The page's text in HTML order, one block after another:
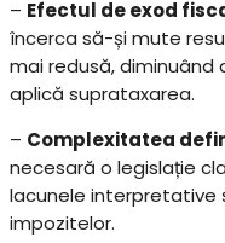
– Efectul de exod
încerca să-și mute
mai redusă,
aplică suprataxarea.
– Complexitatea
necesară o legislație
lacunele interpretative
impozitelor.